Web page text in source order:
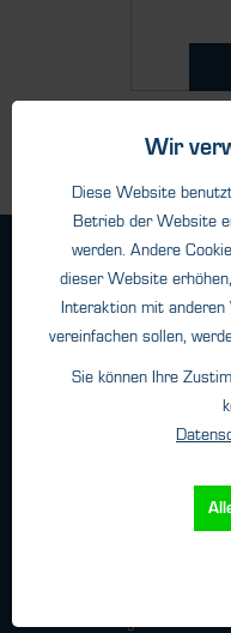
Geschäftsbedingungen
Datenschutz
Oehleckerring 32 • 22419
Wir
Diese Website
Betrieb der Website
werden. Andere
dieser Website
Interaktion mit
vereinfachen sollen,
Sie können Ihre